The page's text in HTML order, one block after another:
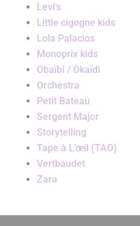
Levi’s
Little cigogne kids
Lola Palacios
Monoprix kids
Obaïbi / Okaïdi
Orchestra
Petit Bateau
Sergent Major
Storytelling
Tape à L’œil (TAO)
Vertbaudet
Zara